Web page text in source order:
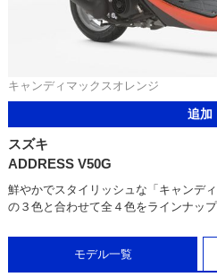
キャンディマックスオレンジ
追加
スズキ
ADDRESS V50G
鮮やかでスタイリッシュな「キャンデ
の３色と合わせて全４色をラインナッ
モデル一覧